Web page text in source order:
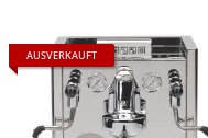
AUSVERKAUFT